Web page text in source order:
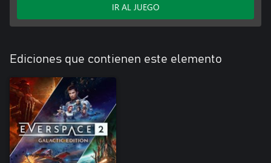
IR AL JUEGO
Ediciones que contienen este elemento